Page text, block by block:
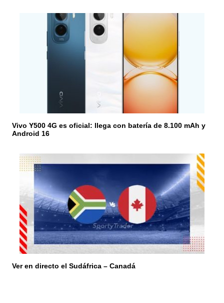
Vivo Y500 4G es oficial: llega con batería de 8.100 mAh y
Android 16
Ver en directo el Sudáfrica – Canadá